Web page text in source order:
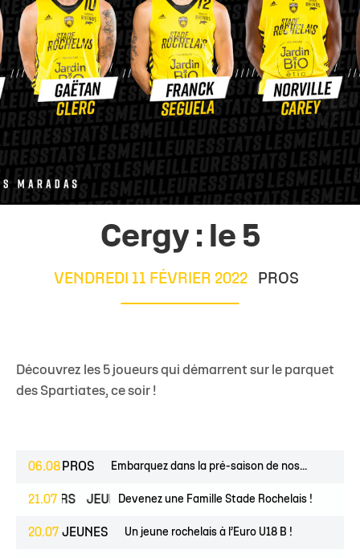
Cergy : le 5
VENDREDI 11 FÉVRIER 2022 PROS
Découvrez les 5 joueurs qui démarrent sur le parquet
des Spartiates, ce soir !
06.08 PROS Embarquez dans la pré-saison de nos...
21.07
ESPOIRS JEUNESDevenez une Famille Stade Rochelais !
20.07 JEUNES Un jeune rochelais à l’Euro U18 B !